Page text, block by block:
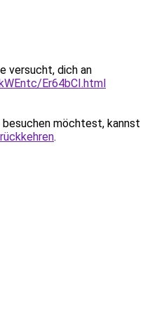
versucht, dich an
Er64bCI.html
möchtest, kannst
.